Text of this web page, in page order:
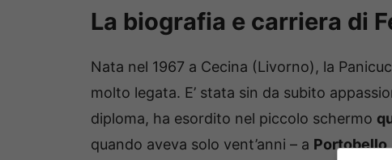
La biografia e carriera di
Nata nel 1967 a Cecina (Livorno), la
molto legata. E’ stata sin da subito
diploma, ha esordito nel piccolo schermo
quando aveva solo vent’anni – a Portobello